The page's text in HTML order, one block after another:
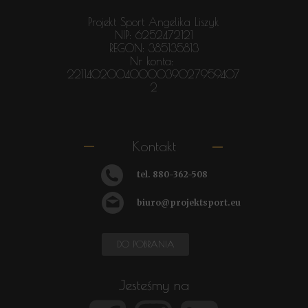
DO POBRANIA
Jesteśmy na
biuro@projektsport.eu
tel. 880-362-508
Kontakt
Projekt Sport Angelika Liszyk
NIP: 6252472121
REGON: 385135813
Nr konta:
2211402004000039027959407
2